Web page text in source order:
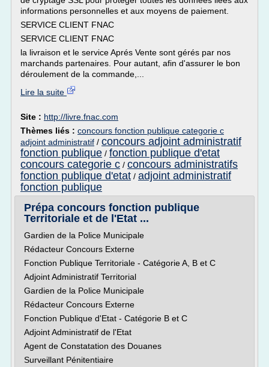
informations personnelles et aux moyens de paiement.
SERVICE CLIENT FNAC
SERVICE CLIENT FNAC
la livraison et le service Aprés Vente sont gérés par nos
marchands partenaires. Pour autant, afin d'assurer le bon
déroulement de la commande,...
Lire la suite
Site : http://livre.fnac.com
Thèmes liés : concours fonction publique categorie c
adjoint administratif / concours adjoint administratif
fonction publique / fonction publique d'etat
concours categorie c / concours administratifs
fonction publique d'etat / adjoint administratif
fonction publique
Prépa concours fonction publique
Territoriale et de l'Etat ...
Gardien de la Police Municipale
Rédacteur Concours Externe
Fonction Publique Territoriale - Catégorie A, B et C
Adjoint Administratif Territorial
Gardien de la Police Municipale
Rédacteur Concours Externe
Fonction Publique d'Etat - Catégorie B et C
Adjoint Administratif de l'Etat
Agent de Constatation des Douanes
Surveillant Pénitentiaire